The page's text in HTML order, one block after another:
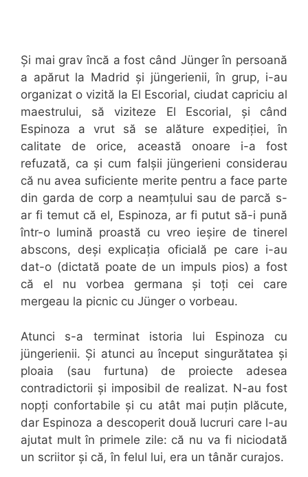
Și mai grav încă a fost când Jünger în persoană
a apărut la Madrid și jüngerienii, în grup, i-au
organizat o vizită la El Escorial, ciudat capriciu al
maestrului, să viziteze El Escorial, și când
Espinoza a vrut să se alăture expediției, în
calitate de orice, această onoare i-a fost
refuzată, ca și cum falșii jüngerieni considerau
că nu avea suficiente merite pentru a face parte
din garda de corp a neamțului sau de parcă s-
ar fi temut că el, Espinoza, ar fi putut să-i pună
într-o lumină proastă cu vreo ieșire de tinerel
abscons, deși explicația oficială pe care i-au
dat-o (dictată poate de un impuls pios) a fost
că el nu vorbea germana și toți cei care
mergeau la picnic cu Jünger o vorbeau.
Atunci s-a terminat istoria lui Espinoza cu
jüngerienii. Și atunci au început singurătatea și
ploaia (sau furtuna) de proiecte adesea
contradictorii și imposibil de realizat. N-au fost
nopți confortabile și cu atât mai puțin plăcute,
dar Espinoza a descoperit două lucruri care l-au
ajutat mult în primele zile: că nu va fi niciodată
un scriitor și că, în felul lui, era un tânăr curajos.